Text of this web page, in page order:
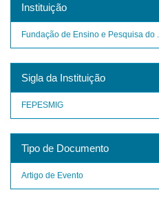
Instituição
Fundação de Ensino e Pesquisa do ...
Sigla da Instituição
FEPESMIG
Tipo de Documento
Artigo de Evento